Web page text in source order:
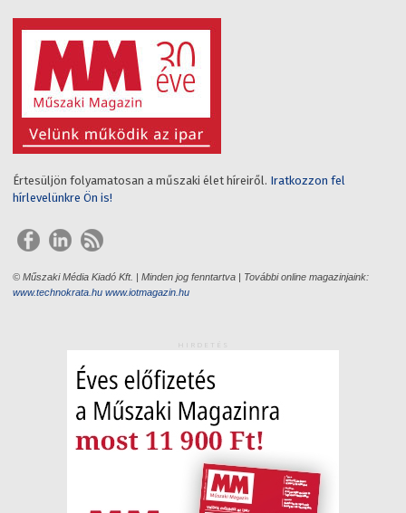
Értesüljön folyamatosan a műszaki élet híreiről. Iratkozzon fel
hírlevelünkre Ön is!
© Műszaki Média Kiadó Kft. | Minden jog fenntartva | További online magazinjaink:
www.technokrata.hu www.iotmagazin.hu
HIRDETÉS